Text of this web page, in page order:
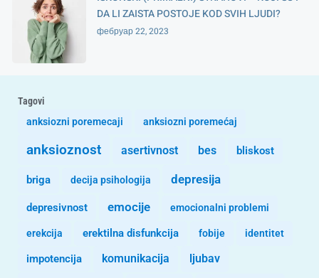
DA LI ZAISTA POSTOJE KOD SVIH LJUDI?
фебруар 22, 2023
Tagovi
anksiozni poremecaji
anksiozni poremećaj
anksioznost asertivnost bes bliskost
briga decija psihologija depresija
depresivnost emocije emocionalni problemi
erekcija erektilna disfunkcija fobije identitet
impotencija komunikacija ljubav